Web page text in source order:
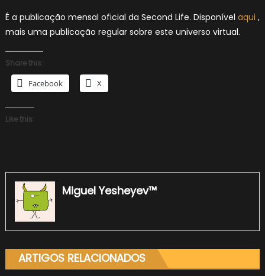
É a publicação mensal oficial da Second Life. Disponível aqui ,
mais uma publicação regular sobre este universo virtual.
Share this:
Facebook X
Like this:
Miguel Yesheyev™
ARTIGOS RELACIONADOS